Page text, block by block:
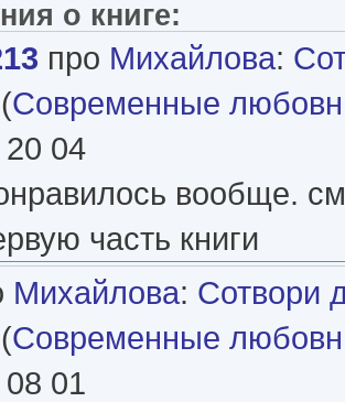
о книге:
про Михайлова:
(Современные
04
вообще.
часть книги
Михайлова: Сотвори
(Современные
01